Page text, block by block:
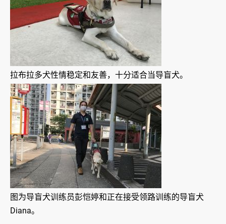
拉布拉多犬性情稳定和友善，十分适合当导盲犬。
图为导盲犬训练员彭恺婷和正在接受领路训练的导盲犬
Diana。